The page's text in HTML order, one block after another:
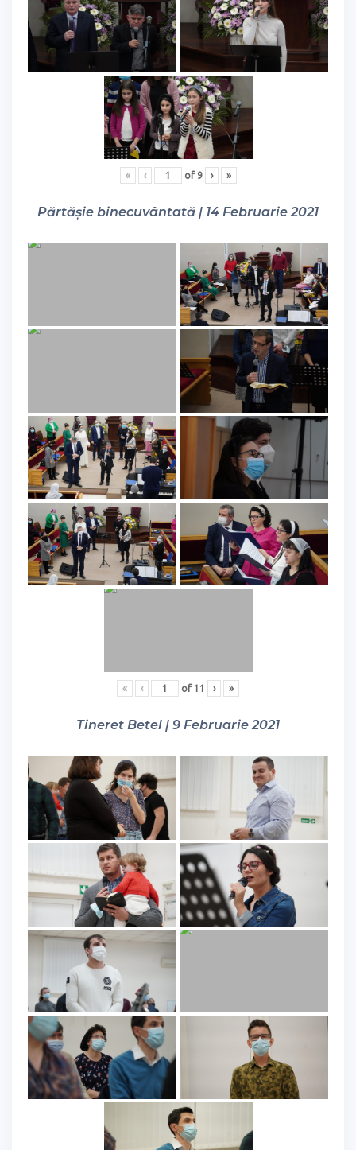
« ‹ of 9 › »
Părtășie binecuvântată | 14 Februarie 2021
« ‹ of 11 › »
Tineret Betel | 9 Februarie 2021